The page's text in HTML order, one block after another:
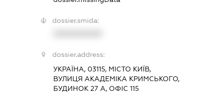
dossier.smida:
dossier.address:
УКРАЇНА, 03115, МІСТО КИЇВ,
ВУЛИЦЯ АКАДЕМІКА КРИМСЬКОГО,
БУДИНОК 27 А, ОФІС 115